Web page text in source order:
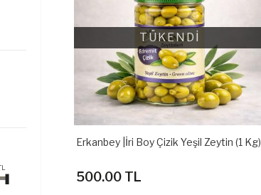
TÜKENDİ
Erkanbey |İri Boy Çizik Yeşil Zeytin (1 Kg)
500.00 TL